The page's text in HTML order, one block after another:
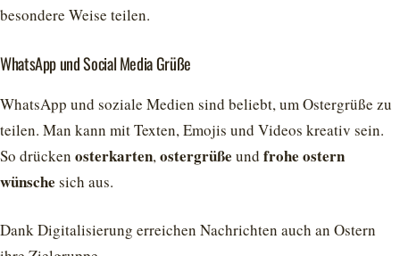
besondere Weise teilen.
WhatsApp und Social Media Grüße
WhatsApp und soziale Medien sind beliebt, um Ostergrüße zu
teilen. Man kann mit Texten, Emojis und Videos kreativ sein.
So drücken osterkarten,ostergrüße und frohe ostern
wünsche sich aus.
Dank Digitalisierung erreichen Nachrichten auch an Ostern